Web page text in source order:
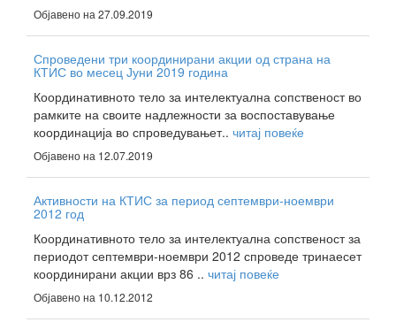
Објавено на 27.09.2019
Спроведени три координирани акции од страна на
КТИС во месец Јуни 2019 година
Координативното тело за интелектуална сопственост во
рамките на своите надлежности за воспоставување
координација во спроведувањет.. читај повеќе
Објавено на 12.07.2019
Активности на КТИС за период септември-ноември
2012 год
Координативното тело за интелектуална сопственост за
периодот септември-ноември 2012 спроведе тринаесет
координирани акции врз 86 .. читај повеќе
Објавено на 10.12.2012